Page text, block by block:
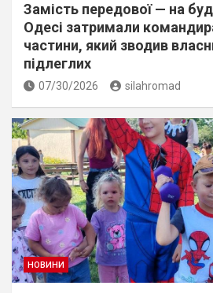
Замість передової — на
Одесі затримали
частини, який зводив
підлеглих
07/30/2026 silahromad
НОВИНИ